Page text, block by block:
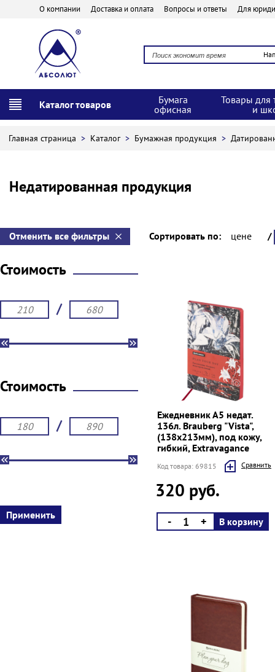
О компании Доставка и оплата Вопросы и ответы Для
Каталог товаров
Бумага
офисная
Товары для
и
Главная страница > Каталог > Бумажная продукция >
Недатированная продукция
Отменить все фильтры Сортировать по: цене /
Стоимость
/
Стоимость
/
Ежедневник А5 недат.
136л. Brauberg "Vista",
(138х213мм), под кожу,
гибкий, Extravagance
Код товара: 69815 Cравнить
320 руб.
- + В корзину